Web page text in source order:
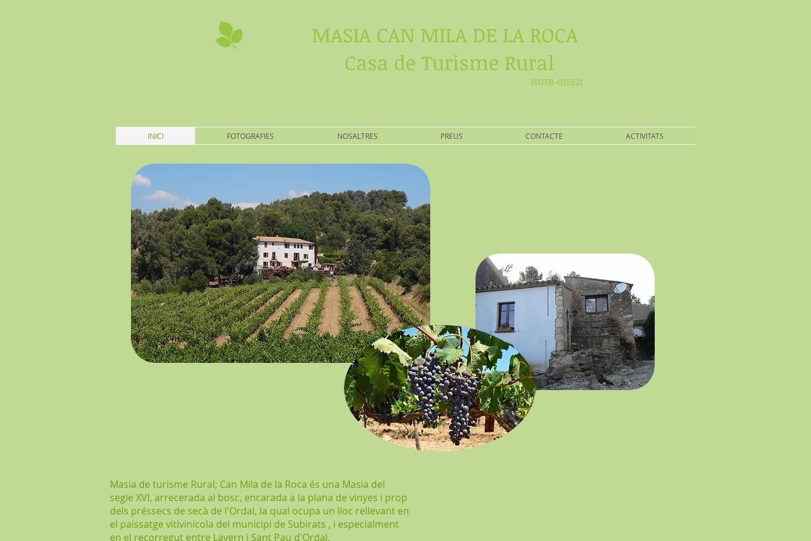
MASIA CAN MILA DE LA ROCA
Casa de Turisme Rural
HUTB-015521
INICI FOTOGRAFIES NOSALTRES PREUS CONTACTE ACTIVITATS
Masia de turisme Rural; Can Mila de la Roca és una Masia del
segle XVI, arrecerada al bosc, encarada a la plana de vinyes i prop
dels préssecs de secà de l'Ordal, la qual ocupa un lloc rellevant en
el paissatge vitivinícola del municipi de Subirats , i especialment
en el recorregut entre Lavern i Sant Pau d'Ordal.